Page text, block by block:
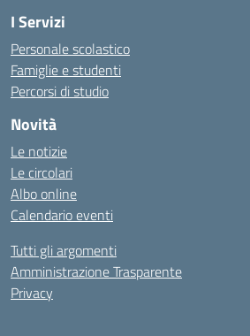
I Servizi
Personale scolastico
Famiglie e studenti
Percorsi di studio
Novità
Le notizie
Le circolari
Albo online
Calendario eventi
Tutti gli argomenti
Amministrazione Trasparente
Privacy